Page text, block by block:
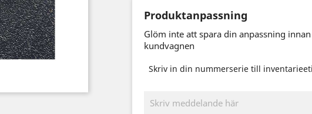
Produktanpassning
Glöm inte att spara din anpassning
kundvagnen
Skriv in din nummerserie till